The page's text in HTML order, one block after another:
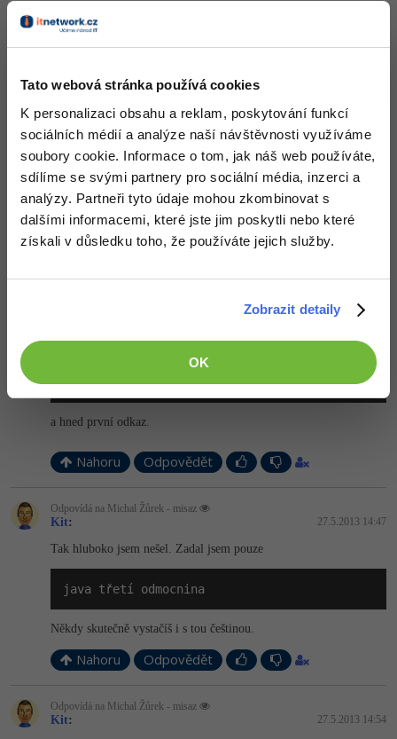
Tato webová stránka používá cookies
K personalizaci obsahu a reklam, poskytování funkcí
sociálních médií a analýze naší návštěvnosti využíváme
soubory cookie. Informace o tom, jak náš web používáte,
sdílíme se svými partnery pro sociální média, inzerci a
analýzy. Partneři tyto údaje mohou zkombinovat s
dalšími informacemi, které jste jim poskytli nebo které
získali v důsledku toho, že používáte jejich služby.
Zobrazit detaily
OK
Kit:
O třetí odmocnině v Javě jsem také zatím nevěděl. Tutoriály čtu
Odpovědět
Odpovídá na Michal Žůrek - misaz
Kit: 27.5.2013 14:39
Math.cbrt() jsem našel i na českém diskuzním fóru. Byl to 4.
odkaz z výsledků hledání Google.
Nahoru Odpovědět +1
: DObře, ale asi žádný tutoriál pro
začátečníky je nezatěžuje třetí odmocninou.
Já jsem googlil:
java cube root site:stackoverflow.com
a hned první odkaz.
Nahoru Odpovědět
Odpovídá na Michal Žůrek - misaz
Kit: 27.5.2013 14:47
Tak hluboko jsem nešel. Zadal jsem pouze
java třetí odmocnina
Někdy skutečně vystačíš i s tou češtinou.
Nahoru Odpovědět
Odpovídá na Michal Žůrek - misaz
Kit: 27.5.2013 14:54